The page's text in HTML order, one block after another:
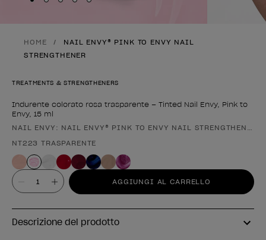
Skip to slide
Skip to slide
Skip to slide
Skip to slide
Skip to slide
HOME
NAIL ENVY® PINK TO ENVY NAIL
STRENGTHENER
TREATMENTS & STRENGTHENERS
Indurente colorato rosa trasparente – Tinted Nail Envy, Pink to
Envy, 15 ml
Forma del prodotto
NAIL ENVY: NAIL ENVY® PINK TO ENVY NAIL STRENGTHENER
NT223 TRASPARENTE
Valore AGGIUNGI AL CARRELLO
Descrizione del prodotto